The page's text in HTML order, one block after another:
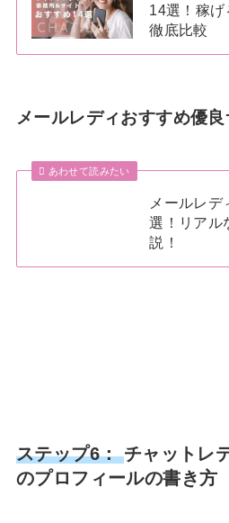
14選！稼げ
徹底比較
メールレディおすすめ優良
あわせて読みたい
メールレ
選！リアル
説！
ステップ6： チャットレ
のプロフィールの書き方